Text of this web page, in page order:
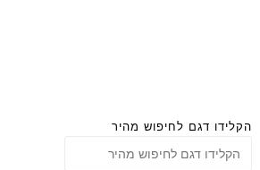
הקלידו דגם לחיפוש מהיר